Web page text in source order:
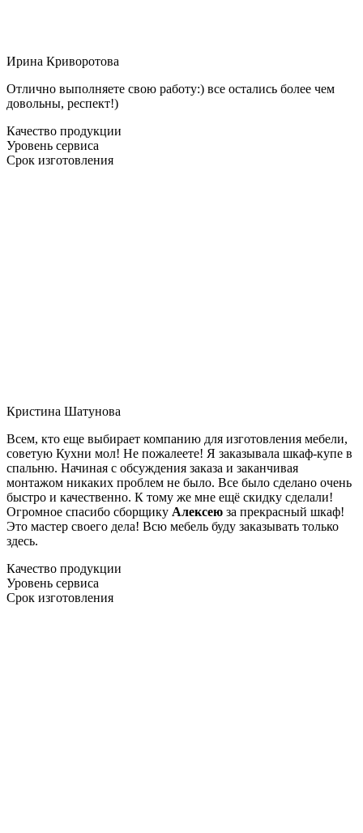
Ирина Криворотова
Отлично выполняете свою работу:) все остались более чем
довольны, респект!)
Качество продукции
Уровень сервиса
Срок изготовления
Кристина Шатунова
Всем, кто еще выбирает компанию для изготовления мебели,
советую Кухни мол! Не пожалеете! Я заказывала шкаф-купе в
спальню. Начиная с обсуждения заказа и заканчивая
монтажом никаких проблем не было. Все было сделано очень
быстро и качественно. К тому же мне ещё скидку сделали!
Огромное спасибо сборщику Алексею за прекрасный шкаф!
Это мастер своего дела! Всю мебель буду заказывать только
здесь.
Качество продукции
Уровень сервиса
Срок изготовления